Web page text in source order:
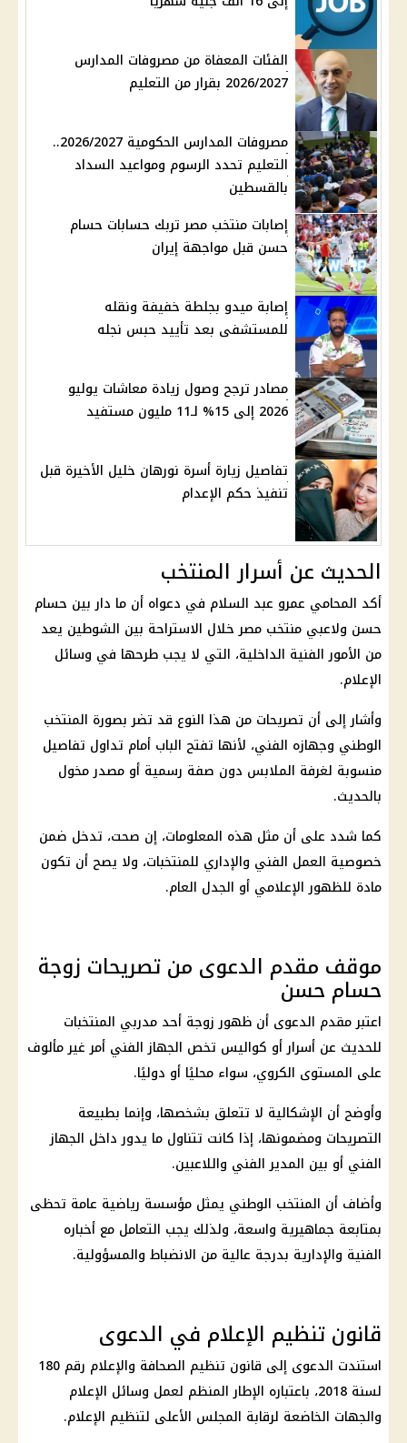
الفئات المعفاة من مصروفات المدارس
2026/2027 بقرار من التعليم
مصروفات المدارس الحكومية 2026/2027..
التعليم تحدد الرسوم ومواعيد السداد
بالقسطين
إصابات منتخب مصر تربك حسابات حسام
حسن قبل مواجهة إيران
إصابة ميدو بجلطة خفيفة ونقله
للمستشفى بعد تأييد حبس نجله
مصادر ترجح وصول زيادة معاشات يوليو
2026 إلى 15% لـ11 مليون مستفيد
تفاصيل زيارة أسرة نورهان خليل الأخيرة قبل
تنفيذ حكم الإعدام
الحديث عن أسرار المنتخب
أكد المحامي عمرو عبد السلام في دعواه أن ما دار بين حسام
حسن ولاعبي منتخب مصر خلال الاستراحة بين الشوطين يعد
من الأمور الفنية الداخلية، التي لا يجب طرحها في وسائل
الإعلام.
وأشار إلى أن تصريحات من هذا النوع قد تضر بصورة المنتخب
الوطني وجهازه الفني، لأنها تفتح الباب أمام تداول تفاصيل
منسوبة لغرفة الملابس دون صفة رسمية أو مصدر مخول
بالحديث.
كما شدد على أن مثل هذه المعلومات، إن صحت، تدخل ضمن
خصوصية العمل الفني والإداري للمنتخبات، ولا يصح أن تكون
مادة للظهور الإعلامي أو الجدل العام.
موقف مقدم الدعوى من تصريحات زوجة
حسام حسن
اعتبر مقدم الدعوى أن ظهور زوجة أحد مدربي المنتخبات
للحديث عن أسرار أو كواليس تخص الجهاز الفني أمر غير مألوف
على المستوى الكروي، سواء محليًا أو دوليًا.
وأوضح أن الإشكالية لا تتعلق بشخصها، وإنما بطبيعة
التصريحات ومضمونها، إذا كانت تتناول ما يدور داخل الجهاز
الفني أو بين المدير الفني واللاعبين.
وأضاف أن المنتخب الوطني يمثل مؤسسة رياضية عامة تحظى
بمتابعة جماهيرية واسعة، ولذلك يجب التعامل مع أخباره
الفنية والإدارية بدرجة عالية من الانضباط والمسؤولية.
قانون تنظيم الإعلام في الدعوى
استندت الدعوى إلى قانون تنظيم الصحافة والإعلام رقم 180
لسنة 2018، باعتباره الإطار المنظم لعمل وسائل الإعلام
والجهات الخاضعة لرقابة المجلس الأعلى لتنظيم الإعلام.